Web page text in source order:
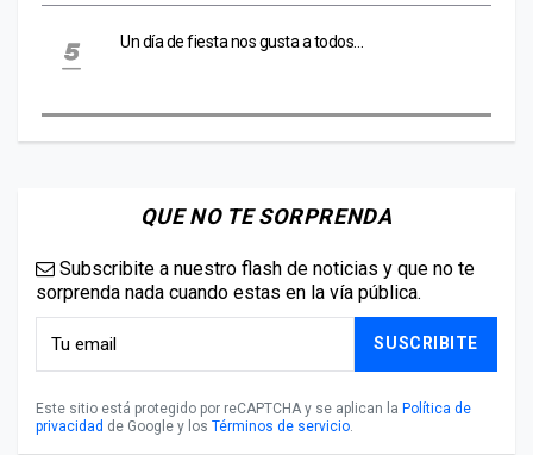
Un día de fiesta nos gusta a todos…
QUE NO TE SORPRENDA
Subscribite a nuestro flash de noticias y que no te
sorprenda nada cuando estas en la vía pública.
SUSCRIBITE
Este sitio está protegido por reCAPTCHA y se aplican la Política de
privacidad de Google y los Términos de servicio.